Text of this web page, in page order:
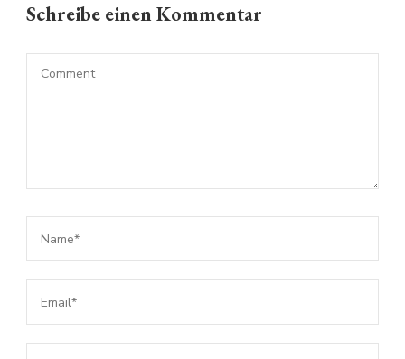
Schreibe einen Kommentar